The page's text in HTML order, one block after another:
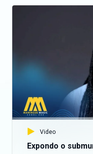
Video
Expondo o